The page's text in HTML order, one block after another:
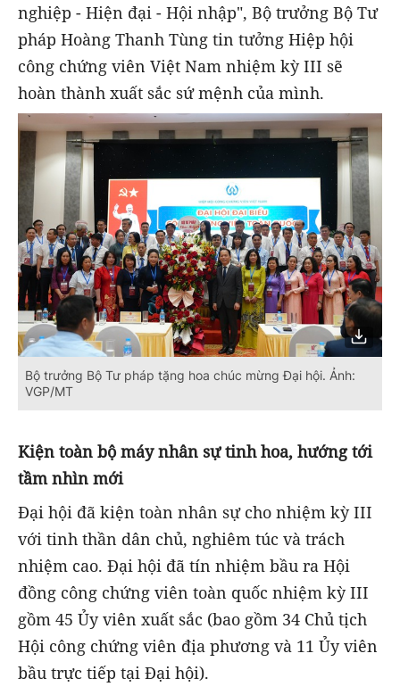
nghiệp - Hiện đại - Hội nhập", Bộ trưởng Bộ Tư
pháp Hoàng Thanh Tùng tin tưởng Hiệp hội
công chứng viên Việt Nam nhiệm kỳ III sẽ
hoàn thành xuất sắc sứ mệnh của mình.
Bộ trưởng Bộ Tư pháp tặng hoa chúc mừng Đại hội. Ảnh:
VGP/MT
Kiện toàn bộ máy nhân sự tinh hoa, hướng tới
tầm nhìn mới
Đại hội đã kiện toàn nhân sự cho nhiệm kỳ III
với tinh thần dân chủ, nghiêm túc và trách
nhiệm cao. Đại hội đã tín nhiệm bầu ra Hội
đồng công chứng viên toàn quốc nhiệm kỳ III
gồm 45 Ủy viên xuất sắc (bao gồm 34 Chủ tịch
Hội công chứng viên địa phương và 11 Ủy viên
bầu trực tiếp tại Đại hội).